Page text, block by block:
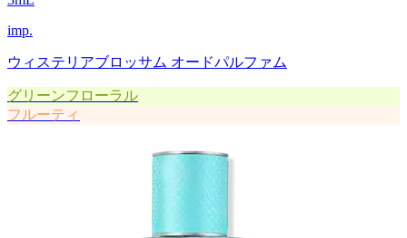
imp.
ウィステリアブロッサム オードパルファム
グリーンフローラル
フルーティ